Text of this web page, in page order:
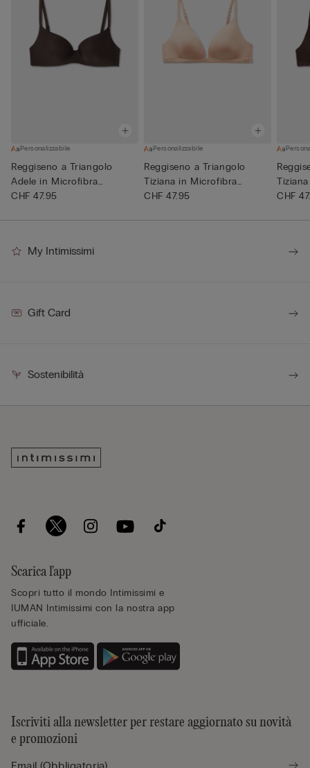
Personalizzabile
Reggiseno a Triangolo
Adele in Microfibra
Ultralig...
CHF 47.95
Personalizzabile
Reggiseno a Triangolo
Tiziana in Microfibra
Ultral...
CHF 47.95
Ultral...
CHF
My Intimissimi
Gift Card
Sostenibilità
Scarica l'app
Scopri tutto il mondo Intimissimi e
IUMAN Intimissimi con la nostra app
ufficiale.
Iscriviti alla newsletter per restare aggiornato su novità
e promozioni